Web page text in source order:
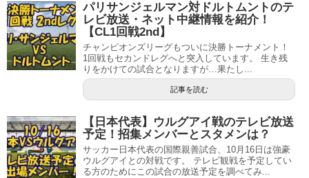
パリサンジェルマン対ドルトムントのテ
レビ放送・ネット中継情報を紹介！
【CL1回戦2nd】
チャンピオンズリーグもついに決勝トーナメント！
1回戦もセカンドレグへと突入しています。 生き残
りをかけての試合となりますが…果たし...
記事を読む
【日本代表】ウルグアイ戦のテレビ放送
予定！招集メンバーとスタメンは？
サッカー日本代表の国際親善試合、10月16日は強豪
ウルグアイとの対戦です。 テレビ観戦を予定してい
る方のためにこの試合の放送予定を調べてみ...